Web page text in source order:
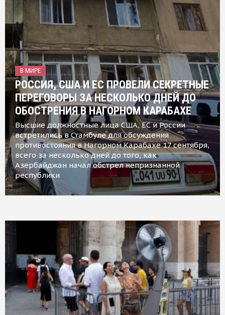
В МИРЕ
РОССИЯ, США И ЕС ПРОВЕЛИ СЕКРЕТНЫЕ
ПЕРЕГОВОРЫ ЗА НЕСКОЛЬКО ДНЕЙ ДО
ОБОСТРЕНИЯ В НАГОРНОМ КАРАБАХЕ
Высшие должностные лица США, ЕС и России
встретились в Стамбуле для обсуждения
противостояния в Нагорном Карабахе 17 сентября,
всего за несколько дней до того, как
Азербайджан начал обстрел непризнанной
республики